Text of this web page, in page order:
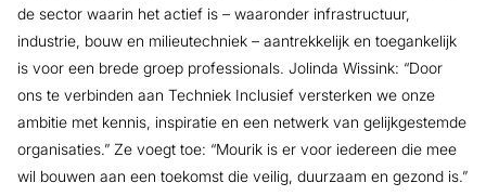
de sector waarin het actief is – waaronder infrastructuur,
industrie, bouw en milieutechniek – aantrekkelijk en toegankelijk
is voor een brede groep professionals. Jolinda Wissink: “Door
ons te verbinden aan Techniek Inclusief versterken we onze
ambitie met kennis, inspiratie en een netwerk van gelijkgestemde
organisaties.” Ze voegt toe: “Mourik is er voor iedereen die mee
wil bouwen aan een toekomst die veilig, duurzaam en gezond is.”